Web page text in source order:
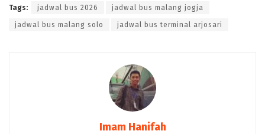
Tags: jadwal bus 2026 jadwal bus malang jogja
jadwal bus malang solo jadwal bus terminal arjosari
Imam Hanifah